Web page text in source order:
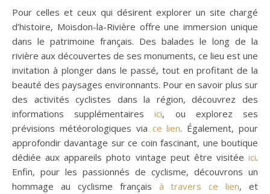
Pour celles et ceux qui désirent explorer un site chargé
d’histoire, Moisdon-la-Rivière offre une immersion unique
dans le patrimoine français. Des balades le long de la
rivière aux découvertes de ses monuments, ce lieu est une
invitation à plonger dans le passé, tout en profitant de la
beauté des paysages environnants. Pour en savoir plus sur
des activités cyclistes dans la région, découvrez des
informations supplémentairesici, ou explorez ses
prévisions météorologiques via ce lien. Également, pour
approfondir davantage sur ce coin fascinant, une boutique
dédiée aux appareils photo vintage peut être visitée ici.
Enfin, pour les passionnés de cyclisme, découvrons un
hommage au cyclisme français à travers ce lien, et